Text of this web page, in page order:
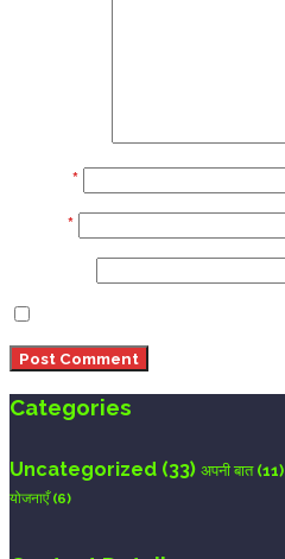
*
*
Categories
Uncategorized (33) अपनी बात(11)
योजनाएँ(6)